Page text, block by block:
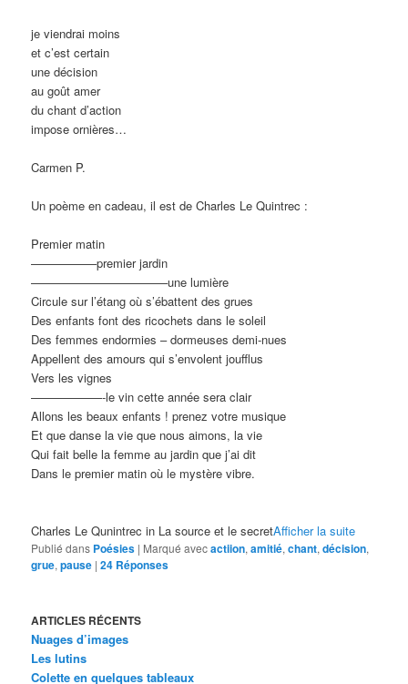
je viendrai moins
et c’est certain
une décision
au goût amer
du chant d’action
impose ornières…
Carmen P.
Un poème en cadeau, il est de Charles Le Quintrec :
Premier matin
—————–premier jardin
———————————–une lumière
Circule sur l’étang où s’ébattent des grues
Des enfants font des ricochets dans le soleil
Des femmes endormies – dormeuses demi-nues
Appellent des amours qui s’envolent joufflus
Vers les vignes
——————-le vin cette année sera clair
Allons les beaux enfants ! prenez votre musique
Et que danse la vie que nous aimons, la vie
Qui fait belle la femme au jardin que j’ai dit
Dans le premier matin où le mystère vibre.
Charles Le Qunintrec in La source et le secretAfficher la suite
Publié dans Poésies | Marqué avecactiion,amitié,chant,décision,
grue,pause |24 Réponses
ARTICLES RÉCENTS
Nuages d’images
Les lutins
Colette en quelques tableaux